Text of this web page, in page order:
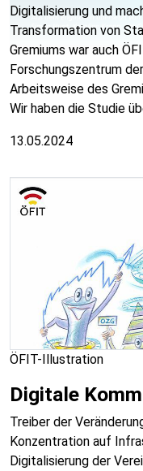
Digitalisierung und
Transformation von
Gremiums war auch
Forschungszentrum
Arbeitsweise des
Wir haben die Studie
13.05.2024
ÖFIT-Illustration
Digitale
Treiber der
Konzentration auf
Digitalisierung der